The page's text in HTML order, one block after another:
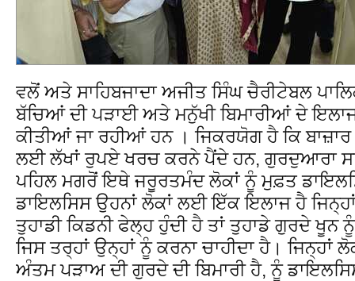
ਵਲੋਂ ਅਤੇ ਸਾਹਿਬਜਾਦਾ ਅਜੀਤ ਸਿੰਘ ਚੈਰੀਟੇਬਲ
ਬੱਚਿਆਂ ਦੀ ਪੜਾਈ ਅਤੇ ਮਨੁੱਖੀ ਬਿਮਾਰੀਆਂ ਦੇ
ਕੀਤੀਆਂ ਜਾ ਰਹੀਆਂ ਹਨ । ਜਿਕਰਯੋਗ ਹੈ ਕਿ
ਲਈ ਲੱਖਾਂ ਰੁਪਏ ਖਰਚ ਕਰਨੇ ਪੈਂਦੇ ਹਨ, ਗੁਰਦੁਆਰਾ
ਪਹਿਲ ਮਗਰੋਂ ਇਥੇ ਜਰੂਰਤਮੰਦ ਲੋਕਾਂ ਨੂੰ ਮੁਫ਼ਤ
ਡਾਇਲਸਿਸ ਉਹਨਾਂ ਲੋਕਾਂ ਲਈ ਇੱਕ ਇਲਾਜ ਹੈ
ਤੁਹਾਡੀ ਕਿਡਨੀ ਫੇਲ੍ਹ ਹੁੰਦੀ ਹੈ ਤਾਂ ਤੁਹਾਡੇ ਗੁਰਦੇ ਖੂਨ
ਜਿਸ ਤਰ੍ਹਾਂ ਉਨ੍ਹਾਂ ਨੂੰ ਕਰਨਾ ਚਾਹੀਦਾ ਹੈ। ਜਿਨ੍ਹਾਂ
ਅੰਤਮ ਪੜਾਅ ਦੀ ਗੁਰਦੇ ਦੀ ਬਿਮਾਰੀ ਹੈ, ਨੂੰ